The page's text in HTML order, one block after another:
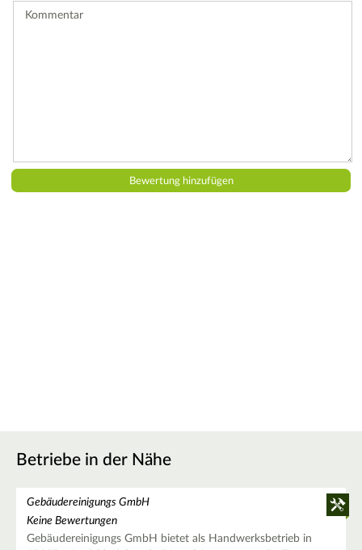
Betriebe in der Nähe
Gebäudereinigungs GmbH
Keine Bewertungen
Gebäudereinigungs GmbH bietet als Handwerksbetrieb in